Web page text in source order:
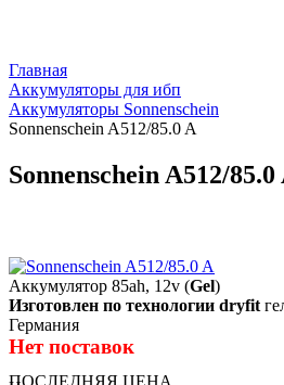
Главная
Аккумуляторы для ибп
Аккумуляторы Sonnenschein
Sonnenschein A512/85.0 A
Sonnenschein A512/85.0
Аккумулятор 85ah, 12v (Gel)
Изготовлен по технологии dryfit
Германия
Нет поставок
ПОСЛЕДНЯЯ ЦЕНА